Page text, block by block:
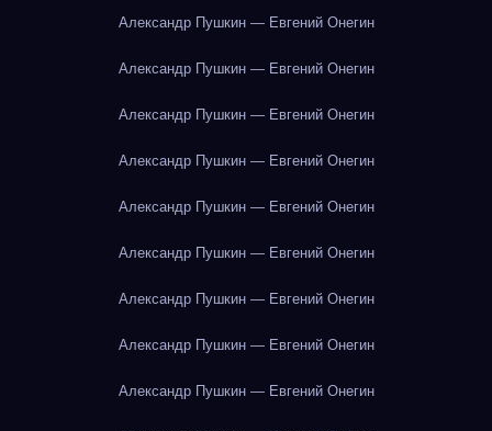
Александр Пушкин — Евгений Онегин
Александр Пушкин — Евгений Онегин
Александр Пушкин — Евгений Онегин
Александр Пушкин — Евгений Онегин
Александр Пушкин — Евгений Онегин
Александр Пушкин — Евгений Онегин
Александр Пушкин — Евгений Онегин
Александр Пушкин — Евгений Онегин
Александр Пушкин — Евгений Онегин